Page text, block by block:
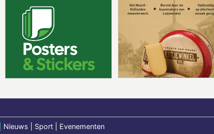
Nieuws | Sport | Evenementen